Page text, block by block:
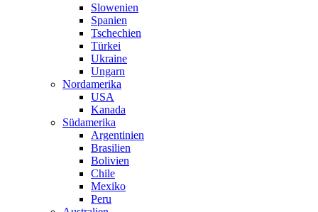
Slowenien
Spanien
Tschechien
Türkei
Ukraine
Ungarn
Nordamerika
USA
Kanada
Südamerika
Argentinien
Brasilien
Bolivien
Chile
Mexiko
Peru